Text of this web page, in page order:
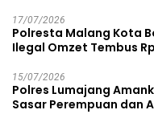
17/07/2026
Polresta Malang Kota
Ilegal Omzet Tembus
15/07/2026
Polres Lumajang
Sasar Perempuan dan